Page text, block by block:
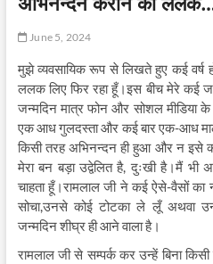
June 5, 2024
मुझे व्यवसायिक रूप से लिखते हुए कई वर्ष
ललक लिए फिर रहा हूँ।इस बीच मेरे कई
जन्मदिन मात्र फोन और सोशल मीडिया
एक आध गुलदस्ता और कई बार एक-आध माले
किसी तरह अभिनन्दन ही हुआ और न इसे
मेरा बन बड़ा उद्वेलित है, दुःखी है।मैं भी
चाहता हूँ।रामलाल जी ने कई ऐसे-वैसों
सोचा,उनसे कोई टोटका ले लूँ अथवा
जन्मदिन शीघ्र ही आने वाला है।
रामलाल जी से सम्पर्क कर उन्हें बिना